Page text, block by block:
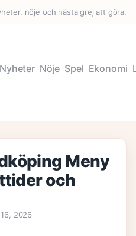
nöje och nästa grej att göra.
Nyheter Nöje Spel Ekonomi
Meny
och
2026